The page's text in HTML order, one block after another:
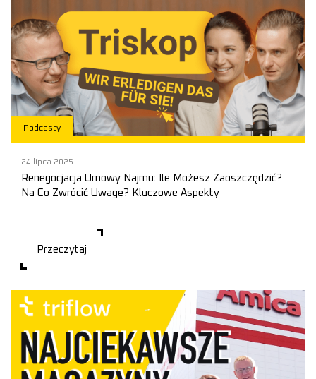
Podcasty
24 lipca 2025
Renegocjacja Umowy Najmu: Ile Możesz Zaoszczędzić?
Na Co Zwrócić Uwagę? Kluczowe Aspekty
Przeczytaj